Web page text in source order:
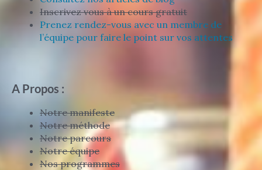
Inscrivez vous à un cours gratuit
Prenez rendez-vous avec un membre de
l’équipe pour faire le point sur vos attentes
A Propos :
Notre manifeste
Notre méthode
Notre parcours
Notre équipe
Nos programmes